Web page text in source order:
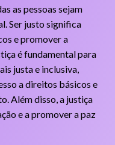
as pessoas sejam
Ser justo significa
e promover a
é fundamental para
justa e inclusiva,
a direitos básicos e
Além disso, a justiça
e a promover a paz